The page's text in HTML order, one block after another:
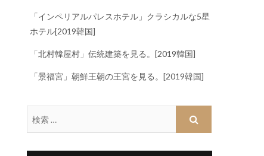
「インペリアルパレスホテル」クラシカルな5星
ホテル[2019韓国]
「北村韓屋村」伝統建築を見る。[2019韓国]
「景福宮」朝鮮王朝の王宮を見る。[2019韓国]